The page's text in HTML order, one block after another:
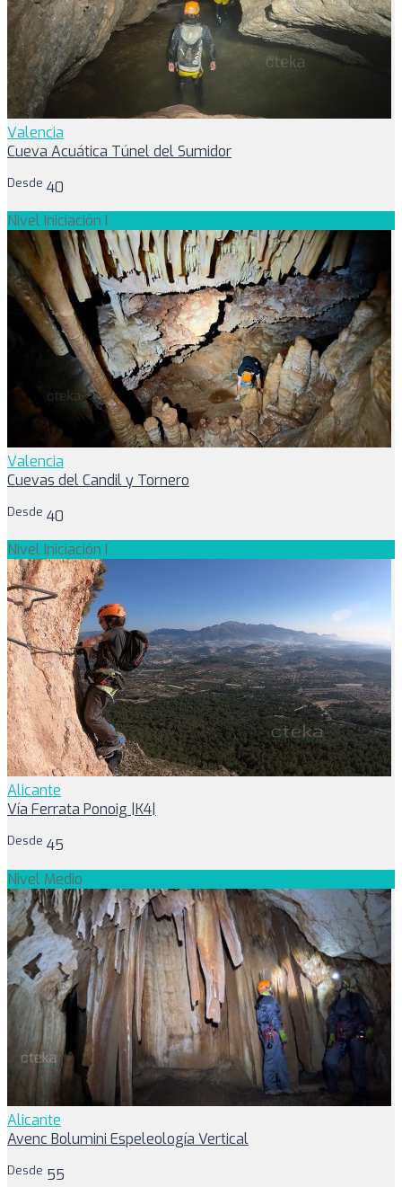
Valencia
Cueva Acuática Túnel del Sumidor
Desde 40
Nivel Iniciación I
Valencia
Cuevas del Candil y Tornero
Desde 40
Nivel Iniciación I
Alicante
Vía Ferrata Ponoig |K4|
Desde 45
Nivel Medio
Alicante
Avenc Bolumini Espeleología Vertical
Desde 55